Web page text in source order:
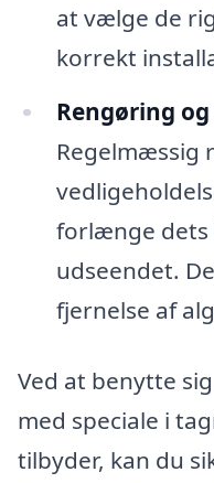
at vælge de
korrekt
Rengøring
Regelmæssig
forlænge dets
udseendet.
fjernelse af
Ved at benytte
med speciale i
tilbyder, kan du